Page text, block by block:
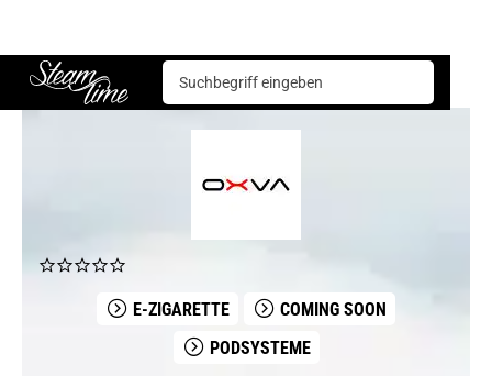
Steam time
E-Zigarette Podsysteme
E-ZIGARETTE
COMING SOON
PODSYSTEME